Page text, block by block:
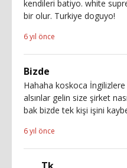
kendileri batiyo. white
bir olur. Turkiye doguyo!
6 yıl önce
Bizde
Hahaha koskoca İngilizlere
alsınlar gelin size şirket
bak bizde tek kişi işini
6 yıl önce
Tk